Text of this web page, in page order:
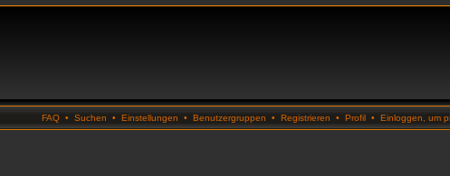
FAQ • Suchen • Einstellungen • Benutzergruppen • Registrieren • Profil • Einloggen, um